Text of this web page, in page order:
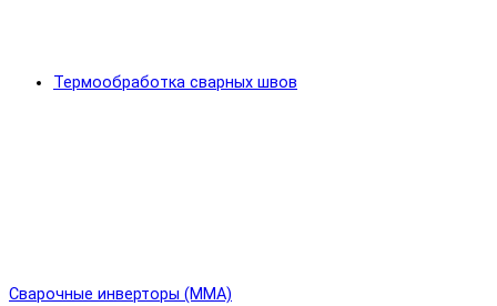
Термообработка сварных швов
Сварочные инверторы (MMA)